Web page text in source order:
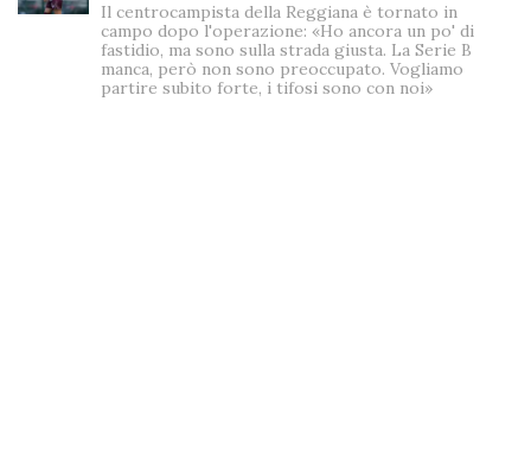
Il centrocampista della Reggiana è tornato in
campo dopo l'operazione: «Ho ancora un po' di
fastidio, ma sono sulla strada giusta. La Serie B
manca, però non sono preoccupato. Vogliamo
partire subito forte, i tifosi sono con noi»